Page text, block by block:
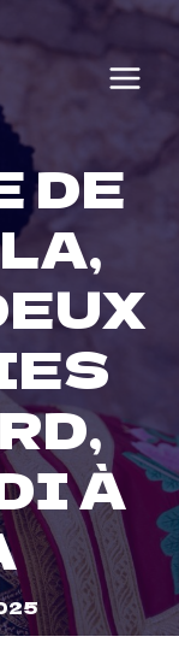
DE
À